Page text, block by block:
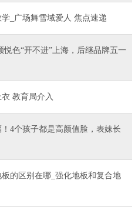
_广场舞雪域爱人 焦点速递
色“开不进”上海，后继品牌五一
教育局介入
4个孩子都是高颜值脸，表妹长
的区别在哪_强化地板和复合地